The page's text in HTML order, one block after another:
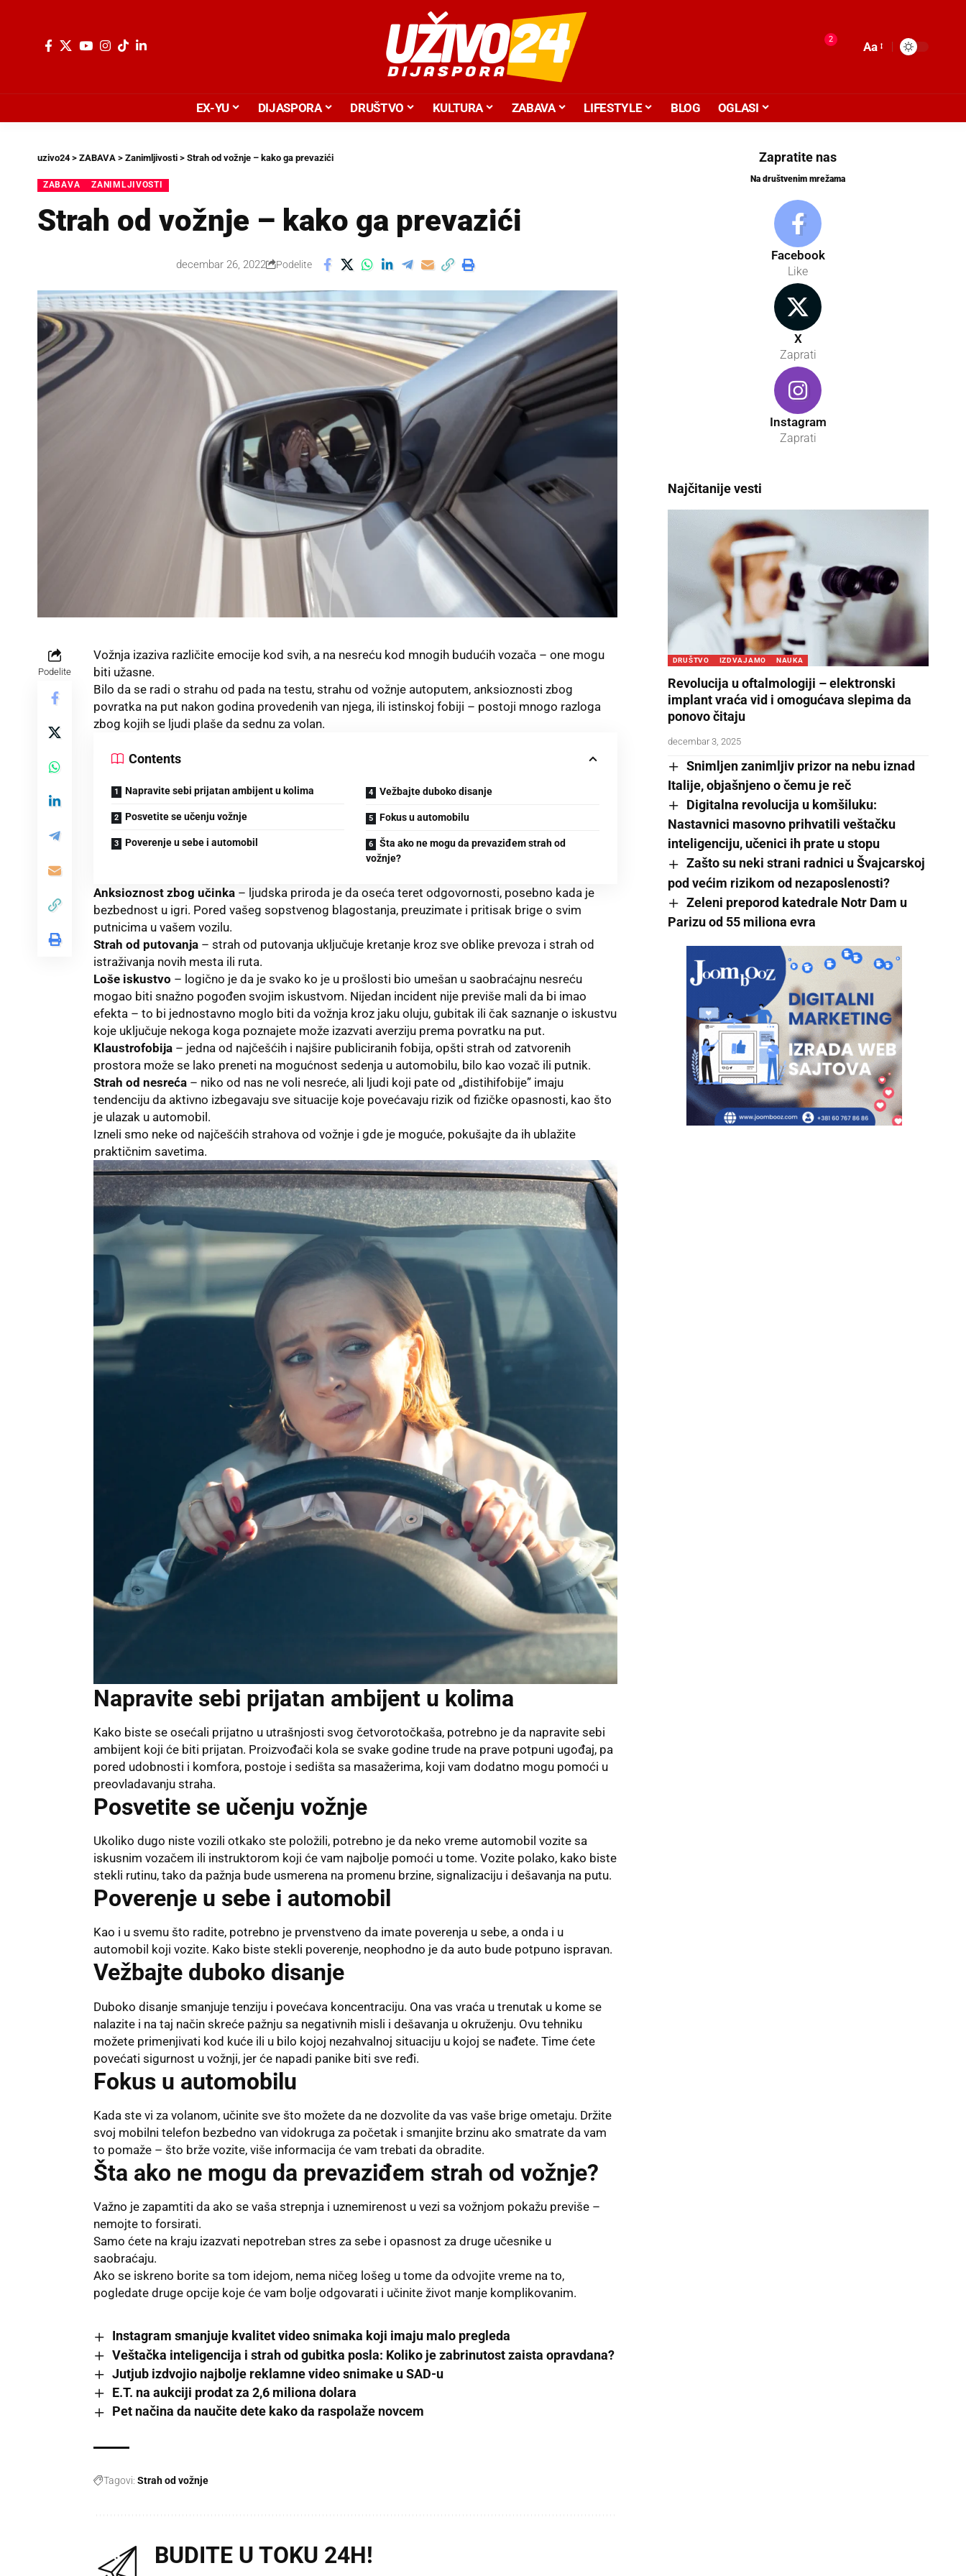
2
Aa
EX-YU DIJASPORA DRUŠTVO KULTURA ZABAVA LIFESTYLE BLOG OGLASI
uzivo24> ZABAVA > Zanimljivosti > Strah od vožnje – kako ga prevazići
ZABAVA ZANIMLJIVOSTI
Strah od vožnje – kako ga prevazići
decembar 26, 2022 Podelite
Podelite
Vožnja izaziva različite emocije kod svih, a na nesreću kod mnogih budućih vozača – one mogu
biti užasne.
Bilo da se radi o strahu od pada na testu, strahu od vožnje autoputem, anksioznosti zbog
povratka na put nakon godina provedenih van njega, ili istinskoj fobiji – postoji mnogo razloga
zbog kojih se ljudi plaše da sednu za volan.
Contents
Napravite sebi prijatan ambijent u kolima
Posvetite se učenju vožnje
Poverenje u sebe i automobil
Vežbajte duboko disanje
Fokus u automobilu
Šta ako ne mogu da prevaziđem strah od
vožnje?
Anksioznost zbog učinka – ljudska priroda je da oseća teret odgovornosti, posebno kada je
bezbednost u igri. Pored vašeg sopstvenog blagostanja, preuzimate i pritisak brige o svim
putnicima u vašem vozilu.
Strah od putovanja – strah od putovanja uključuje kretanje kroz sve oblike prevoza i strah od
istraživanja novih mesta ili ruta.
Loše iskustvo – logično je da je svako ko je u prošlosti bio umešan u saobraćajnu nesreću
mogao biti snažno pogođen svojim iskustvom. Nijedan incident nije previše mali da bi imao
efekta – to bi jednostavno moglo biti da vožnja kroz jaku oluju, gubitak ili čak saznanje o iskustvu
koje uključuje nekoga koga poznajete može izazvati averziju prema povratku na put.
Klaustrofobija – jedna od najčešćih i najšire publiciranih fobija, opšti strah od zatvorenih
prostora može se lako preneti na mogućnost sedenja u automobilu, bilo kao vozač ili putnik.
Strah od nesreća – niko od nas ne voli nesreće, ali ljudi koji pate od „distihifobije” imaju
tendenciju da aktivno izbegavaju sve situacije koje povećavaju rizik od fizičke opasnosti, kao što
je ulazak u automobil.
Izneli smo neke od najčešćih strahova od vožnje i gde je moguće, pokušajte da ih ublažite
praktičnim savetima.
Napravite sebi prijatan ambijent u kolima
Kako biste se osećali prijatno u utrašnjosti svog četvorotočkaša, potrebno je da napravite sebi
ambijent koji će biti prijatan. Proizvođači kola se svake godine trude na prave potpuni ugođaj, pa
pored udobnosti i komfora, postoje i sedišta sa masažerima, koji vam dodatno mogu pomoći u
preovladavanju straha.
Posvetite se učenju vožnje
Ukoliko dugo niste vozili otkako ste položili, potrebno je da neko vreme automobil vozite sa
iskusnim vozačem ili instruktorom koji će vam najbolje pomoći u tome. Vozite polako, kako biste
stekli rutinu, tako da pažnja bude usmerena na promenu brzine, signalizaciju i dešavanja na putu.
Poverenje u sebe i automobil
Kao i u svemu što radite, potrebno je prvenstveno da imate poverenja u sebe, a onda i u
automobil koji vozite. Kako biste stekli poverenje, neophodno je da auto bude potpuno ispravan.
Vežbajte duboko disanje
Duboko disanje smanjuje tenziju i povećava koncentraciju. Ona vas vraća u trenutak u kome se
nalazite i na taj način skreće pažnju sa negativnih misli i dešavanja u okruženju. Ovu tehniku
možete primenjivati kod kuće ili u bilo kojoj nezahvalnoj situaciju u kojoj se nađete. Time ćete
povećati sigurnost u vožnji, jer će napadi panike biti sve ređi.
Fokus u automobilu
Kada ste vi za volanom, učinite sve što možete da ne dozvolite da vas vaše brige ometaju. Držite
svoj mobilni telefon bezbedno van vidokruga za početak i smanjite brzinu ako smatrate da vam
to pomaže – što brže vozite, više informacija će vam trebati da obradite.
Šta ako ne mogu da prevaziđem strah od vožnje?
Važno je zapamtiti da ako se vaša strepnja i uznemirenost u vezi sa vožnjom pokažu previše –
nemojte to forsirati.
Samo ćete na kraju izazvati nepotreban stres za sebe i opasnost za druge učesnike u
saobraćaju.
Ako se iskreno borite sa tom idejom, nema ničeg lošeg u tome da odvojite vreme na to,
pogledate druge opcije koje će vam bolje odgovarati i učinite život manje komplikovanim.
Instagram smanjuje kvalitet video snimaka koji imaju malo pregleda
Veštačka inteligencija i strah od gubitka posla: Koliko je zabrinutost zaista opravdana?
Jutjub izdvojio najbolje reklamne video snimake u SAD-u
E.T. na aukciji prodat za 2,6 miliona dolara
Pet načina da naučite dete kako da raspolaže novcem
Tagovi: Strah od vožnje
BUDITE U TOKU 24H!
Zapratite nas
Na društvenim mrežama
Facebook
Like
X
Zaprati
Instagram
Zaprati
Najčitanije vesti
DRUŠTVO IZDVAJAMO NAUKA
Revolucija u oftalmologiji – elektronski
implant vraća vid i omogućava slepima da
ponovo čitaju
decembar 3, 2025
Snimljen zanimljiv prizor na nebu iznad
Italije, objašnjeno o čemu je reč
Digitalna revolucija u komšiluku:
Nastavnici masovno prihvatili veštačku
inteligenciju, učenici ih prate u stopu
Zašto su neki strani radnici u Švajcarskoj
pod većim rizikom od nezaposlenosti?
Zeleni preporod katedrale Notr Dam u
Parizu od 55 miliona evra